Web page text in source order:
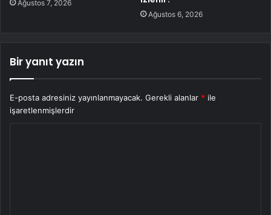
Ağustos 7, 2026
Ağustos 6, 2026
Bir yanıt yazın
E-posta adresiniz yayınlanmayacak. Gerekli alanlar * ile
işaretlenmişlerdir